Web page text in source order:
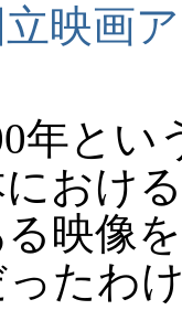
立映画
年とい
おけ
映像
たわ